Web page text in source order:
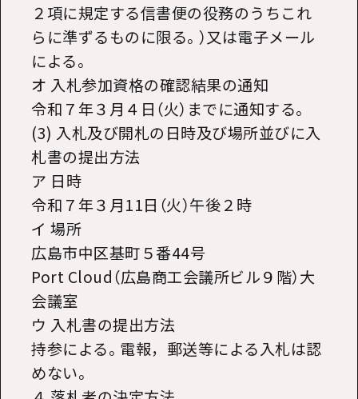
２項に規定する信書便の役務のうちこれ
らに準ずるものに限る。）又は電子メール
による。
オ 入札参加資格の確認結果の通知
令和７年３月４日（火）までに通知する。
(3) 入札及び開札の日時及び場所並びに入
札書の提出方法
ア 日時
令和７年３月11日（火）午後２時
イ 場所
広島市中区基町５番44号
Port Cloud（広島商工会議所ビル９階）大
会議室
ウ 入札書の提出方法
持参による。電報，郵送等による入札は認
めない。